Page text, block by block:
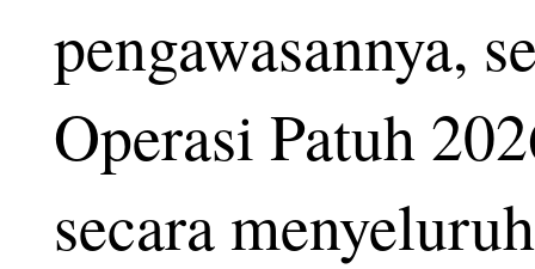
pengawasannya,
Operasi Patuh
secara